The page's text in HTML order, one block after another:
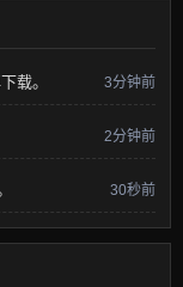
载。 3分钟前
2分钟前
30秒前